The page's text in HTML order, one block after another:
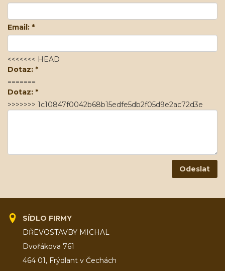
Email: *
<<<<<<< HEAD
Dotaz: *
=======
Dotaz: *
>>>>>>> 1c10847f0042b68b15edfe5db2f05d9e2ac72d3e
SÍDLO FIRMY
DŘEVOSTAVBY MICHAL
Dvořákova 761
464 01, Frýdlant v Čechách